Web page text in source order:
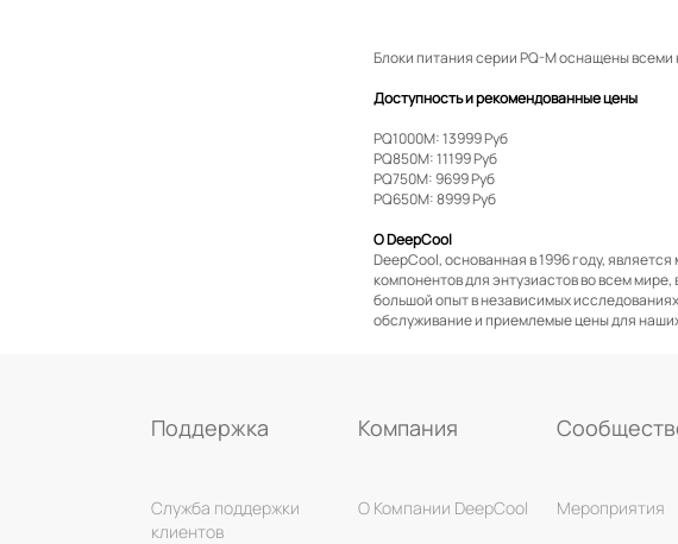
Блоки питания серии PQ-M оснащены
Доступность и рекомендованные цены
PQ1000M: 13999 Руб
PQ850M: 11199 Руб
PQ750M: 9699 Руб
PQ650M: 8999 Руб
О DeepCool
DeepCool, основанная в 1996 году,
компонентов для энтузиастов во всем
большой опыт в независимых
обслуживание и приемлемые цены для
Поддержка
Служба поддержки
клиентов
Компания
О Компании DeepCool Мероприятия